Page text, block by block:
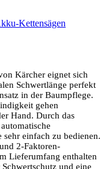
Kettensägen
Kärcher eignet sich
Schwertlänge perfekt
in der Baumpflege.
gehen
Hand. Durch das
einfach zu bedienen.
2-Faktoren-
Lieferumfang enthalten
und eine